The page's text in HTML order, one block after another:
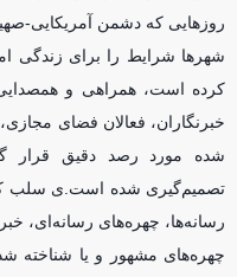
روزهایی که دشمن آمریکایی-
شهرها شرایط را برای زندگی
کرده است، همراهی و همصدایی
خبرنگاران، فعالان فضای
شده مورد رصد دقیق قرار
تصمیم‌گیری شده است.ی سلب
رسانه‌ها، چهره‌های رسانه‌ای،
چهره‌های مشهور و یا شناخته